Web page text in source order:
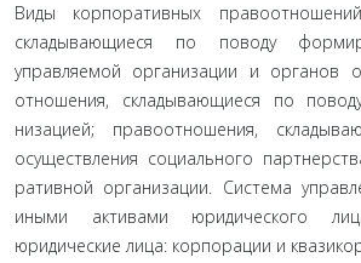
Виды корпоративных
складывающиеся по поводу
управляемой организации и органов
отношения, складывающиеся по
низацией; правоотношения,
осуществления социального
ративной организации. Система
иными активами юридического
юридические лица: корпорации и